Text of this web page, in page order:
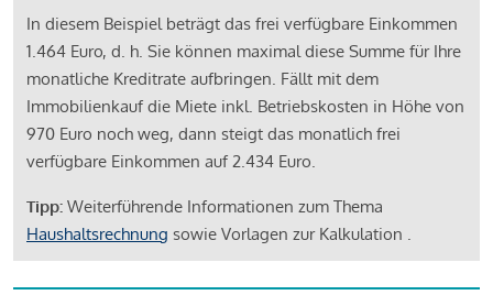
In diesem Beispiel beträgt das frei verfügbare Einkommen
1.464 Euro, d. h. Sie können maximal diese Summe für Ihre
monatliche Kreditrate aufbringen. Fällt mit dem
Immobilienkauf die Miete inkl. Betriebskosten in Höhe von
970 Euro noch weg, dann steigt das monatlich frei
verfügbare Einkommen auf 2.434 Euro.
Tipp: Weiterführende Informationen zum Thema
Haushaltsrechnung sowie Vorlagen zur Kalkulation .